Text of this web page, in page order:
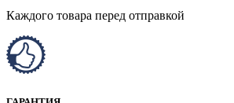
Каждого товара перед отправкой